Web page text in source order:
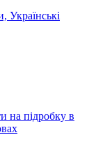
Українські
на підробку в